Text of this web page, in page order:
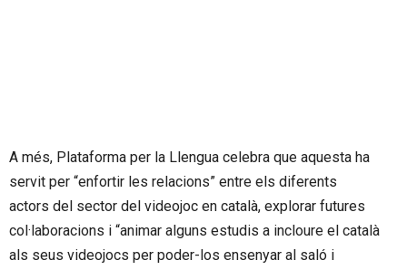
A més, Plataforma per la Llengua celebra que aquesta ha
servit per “enfortir les relacions” entre els diferents
actors del sector del videojoc en català, explorar futures
col·laboracions i “animar alguns estudis a incloure el català
als seus videojocs per poder-los ensenyar al saló i